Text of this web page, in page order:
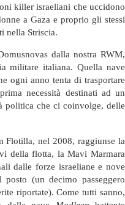
killer israeliani che uccidono
a Gaza e proprio gli stessi
nella Striscia.
dalla nostra RWM,
militare italiana. Quella nave
ogni anno tenta di trasportare
necessità destinati ad un
politica che ci coinvolge, delle
Flotilla, nel 2008, raggiunse la
della flotta, la Mavi Marmara
dalle forze israeliane e nove
posto (un decimo passeggero
riportate). Come tutti sanno,